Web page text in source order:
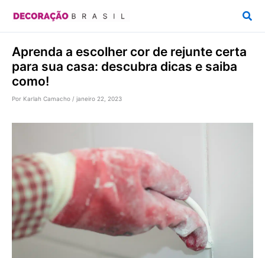
conteúdo
Aprenda a escolher cor de rejunte certa
para sua casa: descubra dicas e saiba
como!
Por Karlah Camacho / janeiro 22, 2023